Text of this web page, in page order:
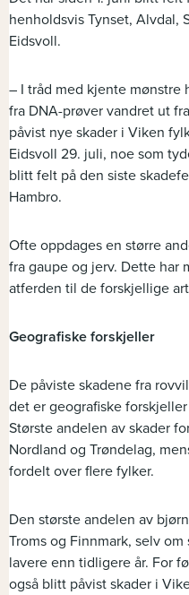
henholdsvis Tynset, Alvdal,
Eidsvoll.
– I tråd med kjente mønstre
fra DNA-prøver vandret ut
påvist nye skader i Viken
Eidsvoll 29. juli, noe som
blitt felt på den siste
Hambro.
Ofte oppdages en større
fra gaupe og jerv. Dette har
atferden til de forskjellige
Geografiske forskjeller
De påviste skadene fra
det er geografiske
Største andelen av skader
Nordland og Trøndelag,
fordelt over flere fylker.
Den største andelen av
Troms og Finnmark, selv
lavere enn tidligere år. For
også blitt påvist skader i